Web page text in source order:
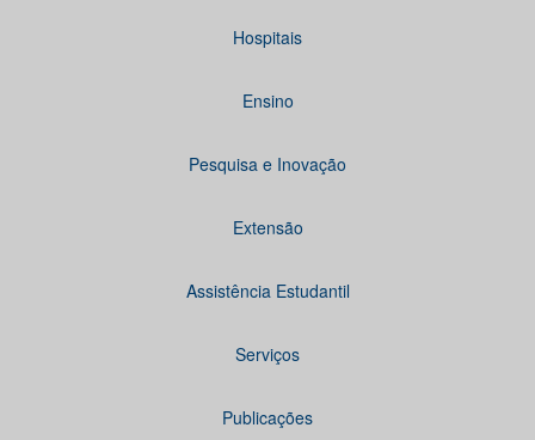
Hospitais
Ensino
Pesquisa e Inovação
Extensão
Assistência Estudantil
Serviços
Publicações